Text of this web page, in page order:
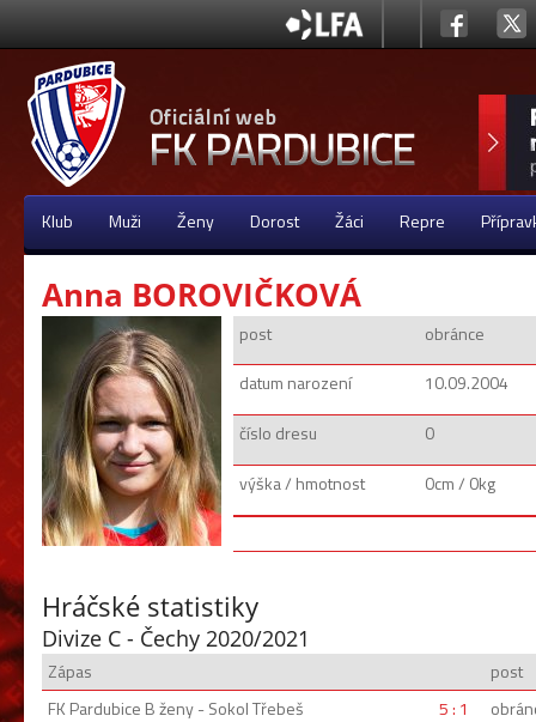
Klub Muži Ženy Dorost Žáci Repre
Anna BOROVIČKOVÁ
post
obránce
datum narození
10.09.2004
číslo dresu
0
výška / hmotnost
0cm / 0kg
Hráčské statistiky
Divize C - Čechy 2020/2021
Zápas
post
FK Pardubice B ženy - Sokol Třebeš
5 : 1